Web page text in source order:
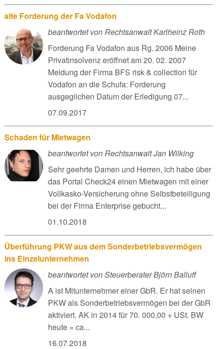
alte Forderung der Fa Vodafon
beantwortet von Rechtsanwalt Karlheinz Roth
Forderung Fa Vodafon aus Rg. 2006 Meine
Privatinsolvenz eröffnet am 20. 02. 2007
Meldung der Firma BFS risk & collection für
Vodafon an die Schufa: Forderung
ausgeglichen Datum der Erledigung 07...
07.09.2017
Schaden für Mietwagen
beantwortet von Rechtsanwalt Jan Wilking
Sehr geehrte Damen und Herren, ich habe über
das Portal Check24 einen Mietwagen mit einer
Vollkasko-Versicherung ohne Selbstbeteiligung
bei der Firma Enterprise gebucht...
01.10.2018
Überführung PKW aus dem Sonderbetriebsvermögen
ins Einzelunternehmen
beantwortet von Steuerberater Björn Balluff
A ist Mitunternehmer einer GbR. Er hat seinen
PKW als Sonderbetriebsvermögen bei der GbR
aktiviert. AK in 2014 für 70. 000,00 + USt. BW
heute = ca...
16.07.2018